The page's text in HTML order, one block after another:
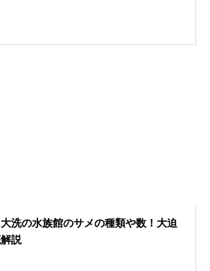
洗の水族館のサメの種類や数！大迫
説